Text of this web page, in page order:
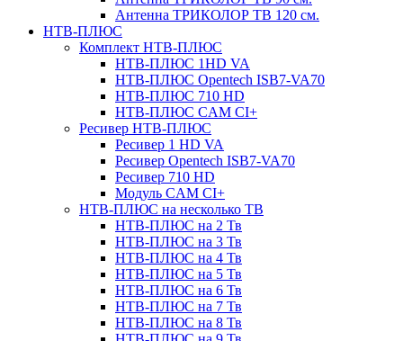
Антенна ТРИКОЛОР ТВ 120 см.
НТВ-ПЛЮС
Комплект НТВ-ПЛЮС
НТВ-ПЛЮС 1HD VA
НТВ-ПЛЮС Opentech ISB7-VA70
НТВ-ПЛЮС 710 HD
НТВ-ПЛЮС CAM CI+
Ресивер НТВ-ПЛЮС
Ресивер 1 HD VA
Ресивер Opentech ISB7-VA70
Ресивер 710 HD
Модуль CAM CI+
НТВ-ПЛЮС на несколько ТВ
НТВ-ПЛЮС на 2 Тв
НТВ-ПЛЮС на 3 Тв
НТВ-ПЛЮС на 4 Тв
НТВ-ПЛЮС на 5 Тв
НТВ-ПЛЮС на 6 Тв
НТВ-ПЛЮС на 7 Тв
НТВ-ПЛЮС на 8 Тв